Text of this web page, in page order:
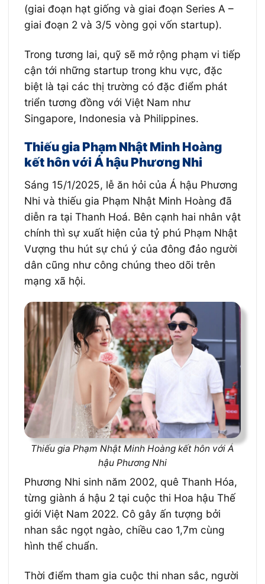
(giai đoạn hạt giống và giai đoạn Series A –
giai đoạn 2 và 3/5 vòng gọi vốn startup).
Trong tương lai, quỹ sẽ mở rộng phạm vi tiếp
cận tới những startup trong khu vực, đặc
biệt là tại các thị trường có đặc điểm phát
triển tương đồng với Việt Nam như
Singapore, Indonesia và Philippines.
Thiếu gia Phạm Nhật Minh Hoàng
kết hôn với Á hậu Phương Nhi
Sáng 15/1/2025, lễ ăn hỏi của Á hậu Phương
Nhi và thiếu gia Phạm Nhật Minh Hoàng đã
diễn ra tại Thanh Hoá. Bên cạnh hai nhân vật
chính thì sự xuất hiện của tỷ phú Phạm Nhật
Vượng thu hút sự chú ý của đông đảo người
dân cũng như công chúng theo dõi trên
mạng xã hội.
Thiếu gia Phạm Nhật Minh Hoàng kết hôn với Á
hậu Phương Nhi
Phương Nhi sinh năm 2002, quê Thanh Hóa,
từng giành á hậu 2 tại cuộc thi Hoa hậu Thế
giới Việt Nam 2022. Cô gây ấn tượng bởi
nhan sắc ngọt ngào, chiều cao 1,7m cùng
hình thể chuẩn.
Thời điểm tham gia cuộc thi nhan sắc, người